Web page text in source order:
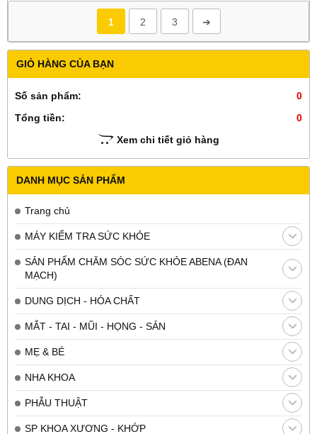
GIỎ HÀNG CỦA BẠN
Số sản phẩm:
0
Tổng tiền:
0
Xem chi tiết giỏ hàng
DANH MỤC SẢN PHẨM
Trang chủ
MÁY KIỂM TRA SỨC KHỎE
SẢN PHẨM CHĂM SÓC SỨC KHỎE ABENA (ĐAN
MẠCH)
DUNG DỊCH - HÓA CHẤT
MẮT - TAI - MŨI - HỌNG - SẢN
MẸ & BÉ
NHA KHOA
PHẪU THUẬT
SP KHOA XƯƠNG - KHỚP
1 2 3 ➔